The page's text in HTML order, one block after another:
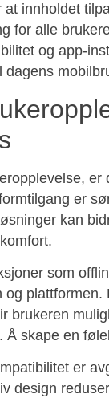
innholdet
for alle
og app-
dagens
er
kan
som
og
brukeren
Å skape en
er
design